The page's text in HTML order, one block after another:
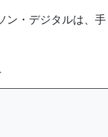
ン・デジタルは、手